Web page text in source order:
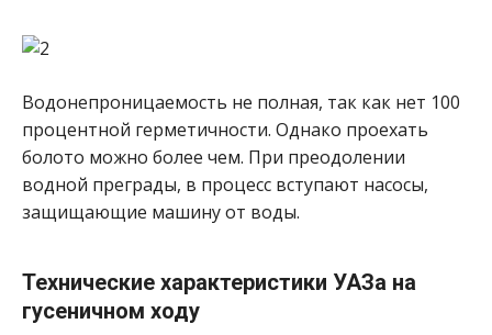
Водонепроницаемость не полная, так как нет 100
процентной герметичности. Однако проехать
болото можно более чем. При преодолении
водной преграды, в процесс вступают насосы,
защищающие машину от воды.
Технические характеристики УАЗа на
гусеничном ходу